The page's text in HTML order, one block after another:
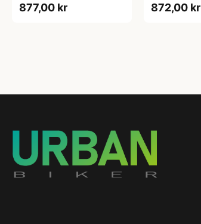
877,00 kr 872,00 kr